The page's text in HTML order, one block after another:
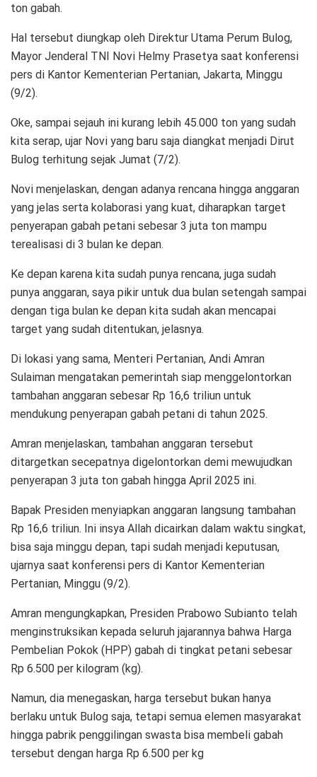
ton gabah.
Hal tersebut diungkap oleh Direktur Utama Perum Bulog,
Mayor Jenderal TNI Novi Helmy Prasetya saat konferensi
pers di Kantor Kementerian Pertanian, Jakarta, Minggu
(9/2).
Oke, sampai sejauh ini kurang lebih 45.000 ton yang sudah
kita serap, ujar Novi yang baru saja diangkat menjadi Dirut
Bulog terhitung sejak Jumat (7/2).
Novi menjelaskan, dengan adanya rencana hingga anggaran
yang jelas serta kolaborasi yang kuat, diharapkan target
penyerapan gabah petani sebesar 3 juta ton mampu
terealisasi di 3 bulan ke depan.
Ke depan karena kita sudah punya rencana, juga sudah
punya anggaran, saya pikir untuk dua bulan setengah sampai
dengan tiga bulan ke depan kita sudah akan mencapai
target yang sudah ditentukan, jelasnya.
Di lokasi yang sama, Menteri Pertanian, Andi Amran
Sulaiman mengatakan pemerintah siap menggelontorkan
tambahan anggaran sebesar Rp 16,6 triliun untuk
mendukung penyerapan gabah petani di tahun 2025.
Amran menjelaskan, tambahan anggaran tersebut
ditargetkan secepatnya digelontorkan demi mewujudkan
penyerapan 3 juta ton gabah hingga April 2025 ini.
Bapak Presiden menyiapkan anggaran langsung tambahan
Rp 16,6 triliun. Ini insya Allah dicairkan dalam waktu singkat,
bisa saja minggu depan, tapi sudah menjadi keputusan,
ujarnya saat konferensi pers di Kantor Kementerian
Pertanian, Minggu (9/2).
Amran mengungkapkan, Presiden Prabowo Subianto telah
menginstruksikan kepada seluruh jajarannya bahwa Harga
Pembelian Pokok (HPP) gabah di tingkat petani sebesar
Rp 6.500 per kilogram (kg).
Namun, dia menegaskan, harga tersebut bukan hanya
berlaku untuk Bulog saja, tetapi semua elemen masyarakat
hingga pabrik penggilingan swasta bisa membeli gabah
tersebut dengan harga Rp 6.500 per kg